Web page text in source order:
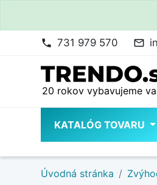
phone 731 979 570 mail_outline
20 rokov vybavujeme
KATALÓG TOVARU
Úvodná stránka